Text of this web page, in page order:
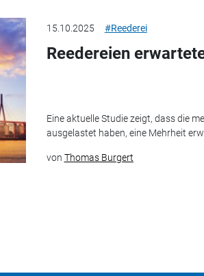
15.10.2025 #Reederei
Reedereien
Eine aktuelle Studie zeigt, dass die
ausgelastet haben, eine Mehrheit
von Thomas Burgert